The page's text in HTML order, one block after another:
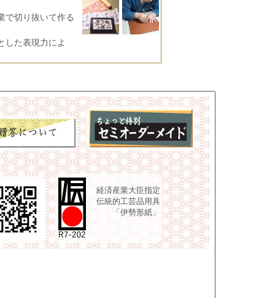
で切り抜いて作る
した表現力によ
経済産業大臣指定
伝統的工芸品用具
「伊勢形紙」